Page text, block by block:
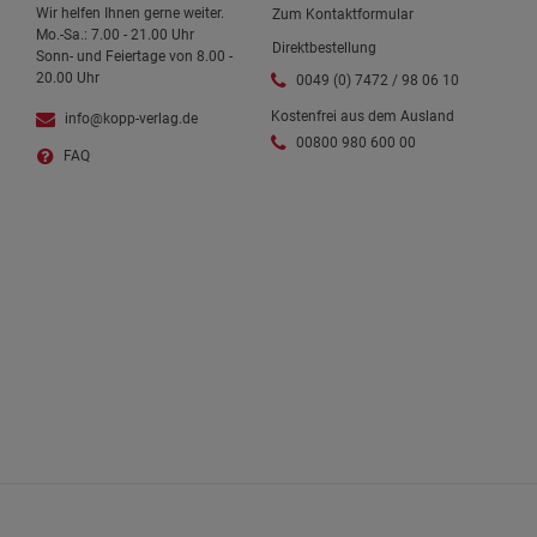
Wir helfen Ihnen gerne weiter.
Mo.-Sa.: 7.00 - 21.00 Uhr
Sonn- und Feiertage von 8.00 -
20.00 Uhr
info@kopp-verlag.de
FAQ
Zum Kontaktformular
Direktbestellung
0049 (0) 7472 / 98 06 10
Kostenfrei aus dem Ausland
00800 980 600 00